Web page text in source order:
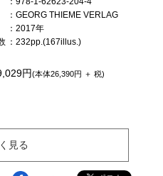
：GEORG THIEME VERLAG
：2017年
：232pp.(167illus.)
円(本体26,390円 ＋ 税)
見る